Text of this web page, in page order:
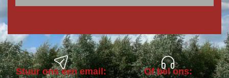
Stuur ons een email: Of bel ons: